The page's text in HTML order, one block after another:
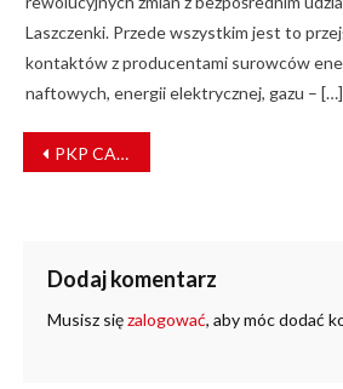
Laszczenki. Przede wszystkim jest to
kontaktów z producentami surowców
naftowych, energii elektrycznej, gazu – […]
NAWIGACJA
WPISU
PKP CARGO obniży wymiar pracy, proporcjonalnie zmniejszy wypłaty
Dodaj komentarz
Musisz sięzalogować, aby móc dodać